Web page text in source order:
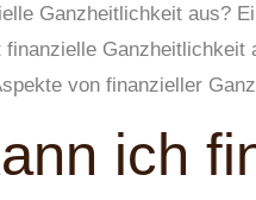
Ganzheitlichkeit aus?
finanzielle
von finanzieller
ich